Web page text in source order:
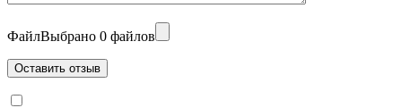
ФайлВыбрано 0 файлов